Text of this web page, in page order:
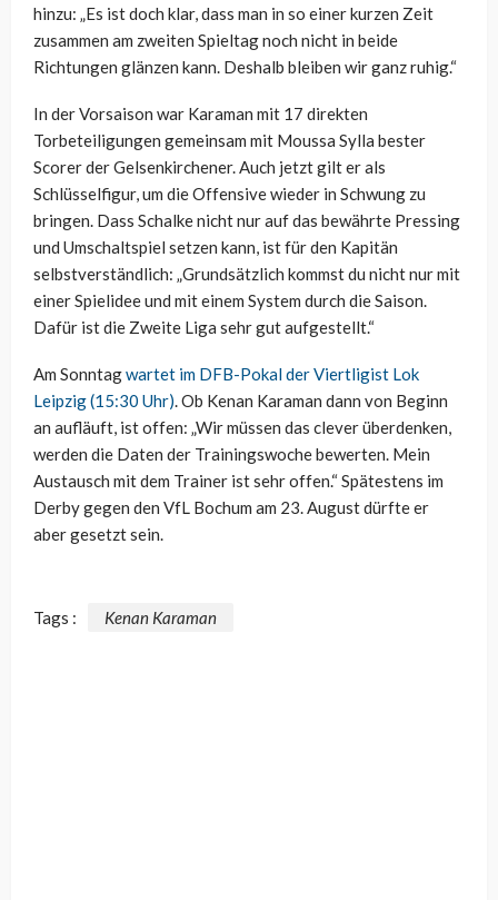
hinzu: „Es ist doch klar, dass man in so einer kurzen Zeit
zusammen am zweiten Spieltag noch nicht in beide
Richtungen glänzen kann. Deshalb bleiben wir ganz ruhig.“
In der Vorsaison war Karaman mit 17 direkten
Torbeteiligungen gemeinsam mit Moussa Sylla bester
Scorer der Gelsenkirchener. Auch jetzt gilt er als
Schlüsselfigur, um die Offensive wieder in Schwung zu
bringen. Dass Schalke nicht nur auf das bewährte Pressing
und Umschaltspiel setzen kann, ist für den Kapitän
selbstverständlich: „Grundsätzlich kommst du nicht nur mit
einer Spielidee und mit einem System durch die Saison.
Dafür ist die Zweite Liga sehr gut aufgestellt.“
Am Sonntagwartet im DFB-Pokal der Viertligist Lok
Leipzig (15:30 Uhr). Ob Kenan Karaman dann von Beginn
an aufläuft, ist offen: „Wir müssen das clever überdenken,
werden die Daten der Trainingswoche bewerten. Mein
Austausch mit dem Trainer ist sehr offen.“ Spätestens im
Derby gegen den VfL Bochum am 23. August dürfte er
aber gesetzt sein.
Tags : Kenan Karaman